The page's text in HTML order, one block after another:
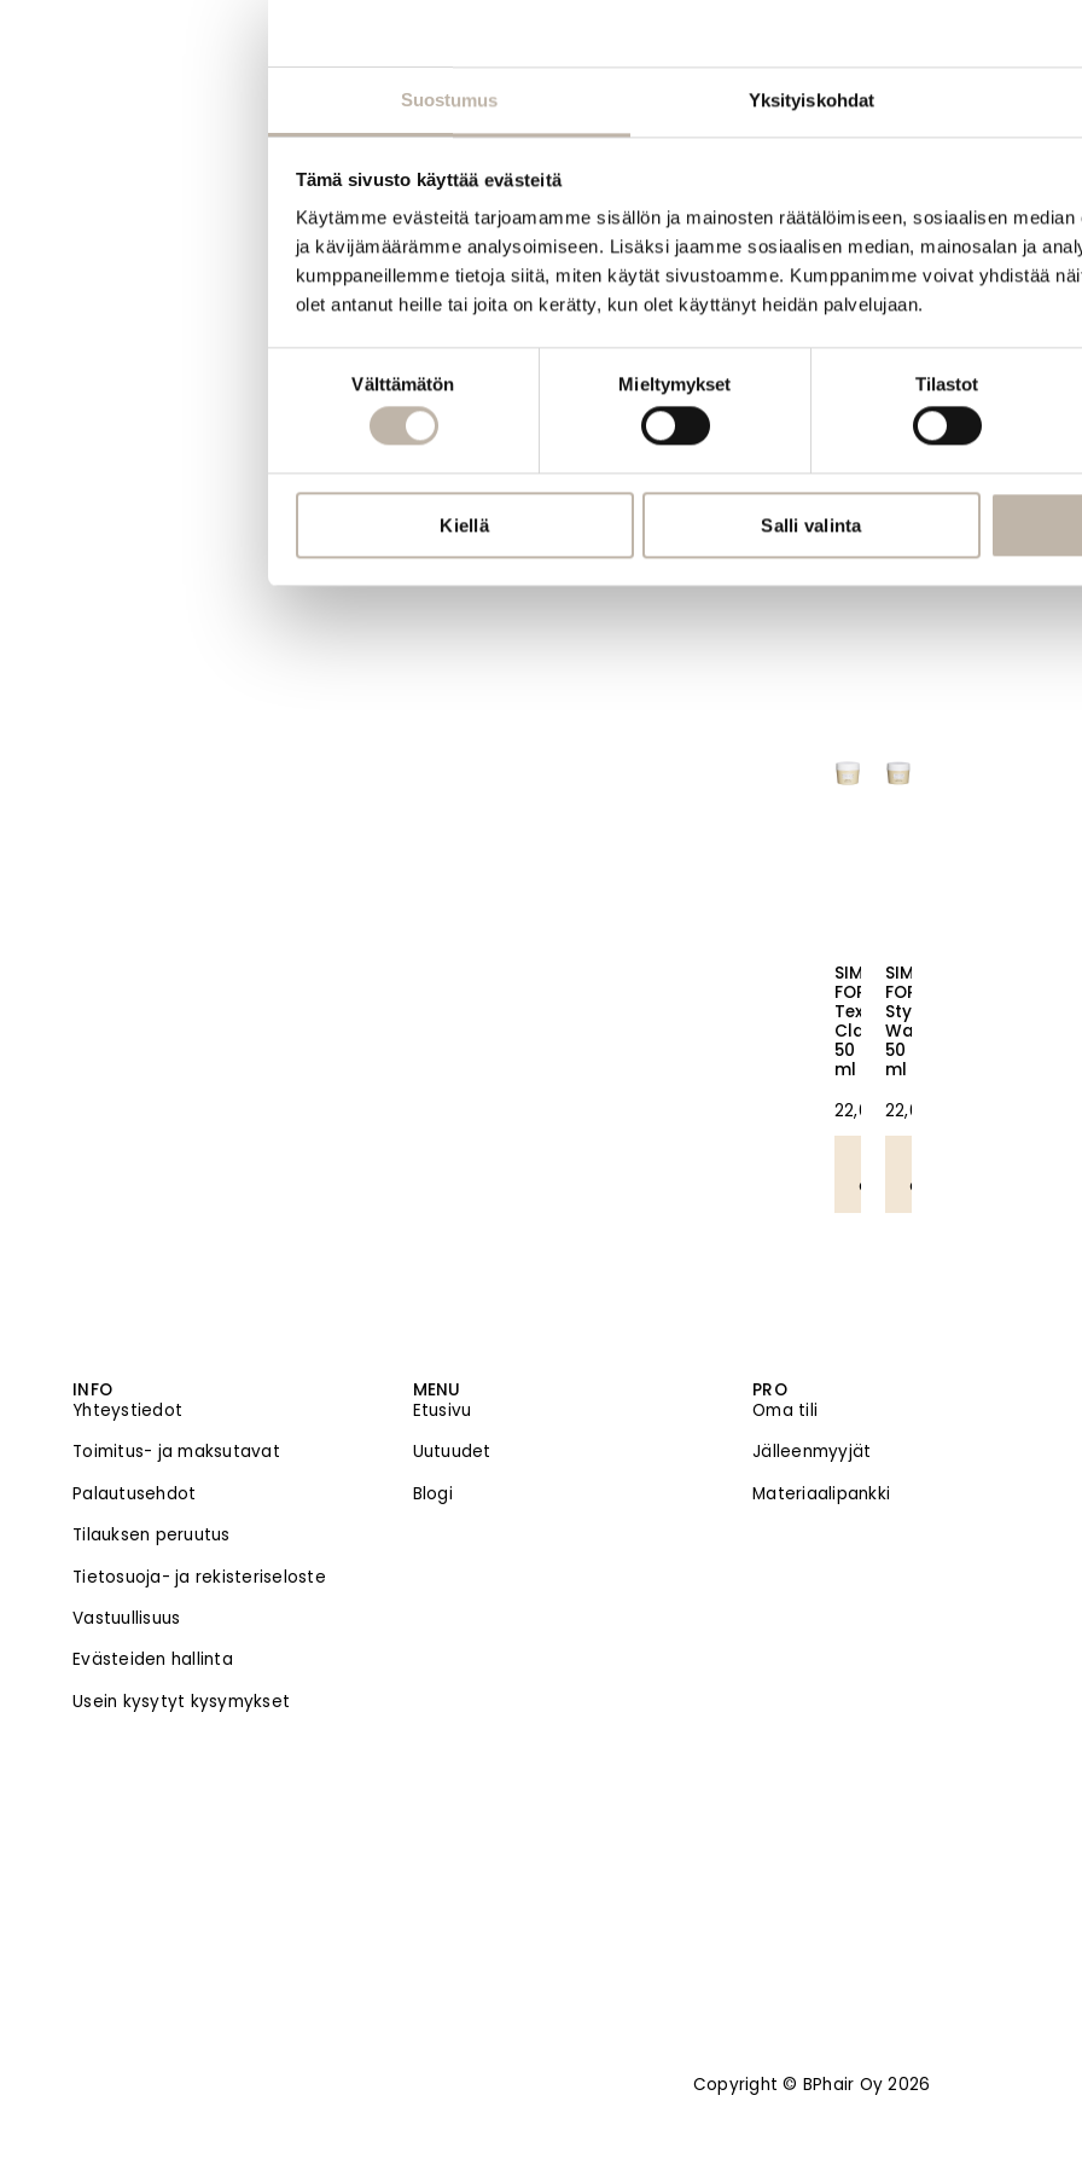
Suostumus Yksityiskohdat
Tämä sivusto käyttää evästeitä
Käytämme evästeitä tarjoamamme sisällön ja mainosten räätälöimiseen, sosiaalisen
ja kävijämäärämme analysoimiseen. Lisäksi jaamme sosiaalisen median, mainosalan ja
kumppaneillemme tietoja siitä, miten käytät sivustoamme. Kumppanimme voivat yhdistää
olet antanut heille tai joita on kerätty, kun olet käyttänyt heidän palvelujaan.
Välttämätön Mieltymykset Tilastot
Kiellä Salli valinta
SIM
FORME
Lotion
SIM
FORME
Shampoo
300
22,00€
Hold
Hairspray
300
ml
22,00
Lisää
Hold
SIM
FORME
Texturizing
Clay
50
ml
22,00€
ostoskoriin
SIM
FORME
Styling
Wax
50
ml
22,00
ostoskoriin
INFO
Yhteystiedot
Toimitus- ja maksutavat
Palautusehdot
Tilauksen peruutus
Tietosuoja- ja rekisteriseloste
Vastuullisuus
Evästeiden hallinta
Usein kysytyt kysymykset
MENU
Etusivu
Uutuudet
Blogi
PRO
Oma tili
Jälleenmyyjät
Materiaalipankki
Copyright © BPhair Oy 2026